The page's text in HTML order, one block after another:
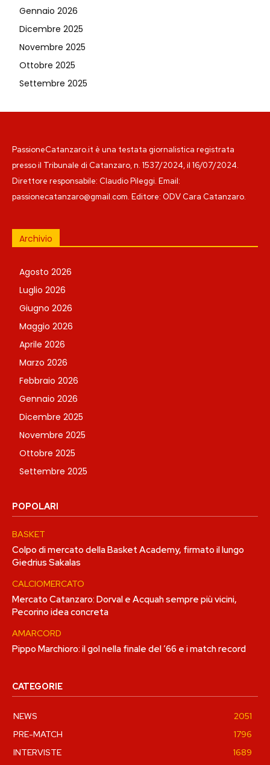
Gennaio 2026
Dicembre 2025
Novembre 2025
Ottobre 2025
Settembre 2025
PassioneCatanzaro.it è una testata giornalistica registrata
presso il Tribunale di Catanzaro, n. 1537/2024, il 16/07/2024.
Direttore responsabile: Claudio Pileggi. Email:
passionecatanzaro@gmail.com. Editore: ODV Cara Catanzaro.
Archivio
Agosto 2026
Luglio 2026
Giugno 2026
Maggio 2026
Aprile 2026
Marzo 2026
Febbraio 2026
Gennaio 2026
Dicembre 2025
Novembre 2025
Ottobre 2025
Settembre 2025
POPOLARI
BASKET
Colpo di mercato della Basket Academy, firmato il lungo
Giedrius Sakalas
CALCIOMERCATO
Mercato Catanzaro: Dorval e Acquah sempre più vicini,
Pecorino idea concreta
AMARCORD
Pippo Marchioro: il gol nella finale del ’66 e i match record
CATEGORIE
NEWS
2051
PRE-MATCH
1796
INTERVISTE
1689